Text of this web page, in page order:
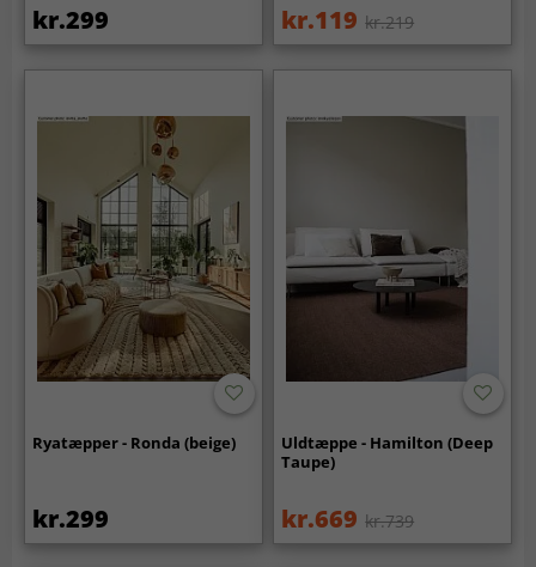
kr.299 kr.119 kr.219
Ryatæpper - Ronda (beige)
kr.299
Uldtæppe - Hamilton (Deep
Taupe)
kr.669 kr.739